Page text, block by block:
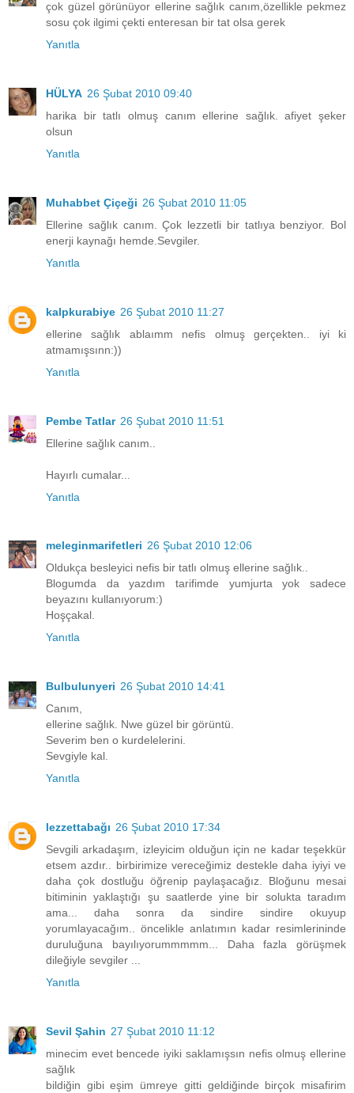
çok güzel görünüyor ellerine sağlık canım,özellikle pekmez
sosu çok ilgimi çekti enteresan bir tat olsa gerek
Yanıtla
HÜLYA 26 Şubat 2010 09:40
harika bir tatlı olmuş canım ellerine sağlık. afiyet şeker
olsun
Yanıtla
Muhabbet Çiçeği 26 Şubat 2010 11:05
Ellerine sağlık canım. Çok lezzetli bir tatlıya benziyor. Bol
enerji kaynağı hemde.Sevgiler.
Yanıtla
kalpkurabiye 26 Şubat 2010 11:27
ellerine sağlık ablaımm nefis olmuş gerçekten.. iyi ki
atmamışsınn:))
Yanıtla
Pembe Tatlar 26 Şubat 2010 11:51
Ellerine sağlık canım..
Hayırlı cumalar...
Yanıtla
meleginmarifetleri 26 Şubat 2010 12:06
Oldukça besleyici nefis bir tatlı olmuş ellerine sağlık..
Blogumda da yazdım tarifimde yumjurta yok sadece
beyazını kullanıyorum:)
Hoşçakal.
Yanıtla
Bulbulunyeri 26 Şubat 2010 14:41
Canım,
ellerine sağlık. Nwe güzel bir görüntü.
Severim ben o kurdelelerini.
Sevgiyle kal.
Yanıtla
lezzettabağı 26 Şubat 2010 17:34
Sevgili arkadaşım, izleyicim olduğun için ne kadar teşekkür
etsem azdır.. birbirimize vereceğimiz destekle daha iyiyi ve
daha çok dostluğu öğrenip paylaşacağız. Bloğunu mesai
bitiminin yaklaştığı şu saatlerde yine bir solukta taradım
ama... daha sonra da sindire sindire okuyup
yorumlayacağım.. öncelikle anlatımın kadar resimlerininde
duruluğuna bayılıyorummmmm... Daha fazla görüşmek
dileğiyle sevgiler ...
Yanıtla
Sevil Şahin 27 Şubat 2010 11:12
minecim evet bencede iyiki saklamışsın nefis olmuş ellerine
sağlık
bildiğin gibi eşim ümreye gitti geldiğinde birçok misafirim